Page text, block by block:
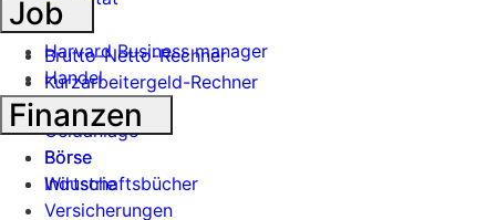
Tech
Harvard Business manager
Handel
Banken
Geldanlage
Börse
Industrie
Job
Brutto-Netto-Rechner
Kurzarbeitergeld-Rechner
Finanzen
Börse
Wirtschaftsbücher
Versicherungen